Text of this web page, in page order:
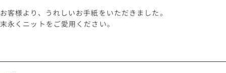
お客様より、うれしいお手紙をいただきました。
末永くニットをご愛用ください。